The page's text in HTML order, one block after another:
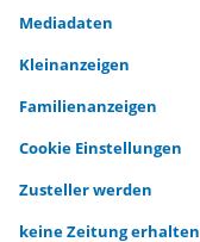
Mediadaten
Kleinanzeigen
Familienanzeigen
Cookie Einstellungen
Zusteller werden
keine Zeitung erhalten